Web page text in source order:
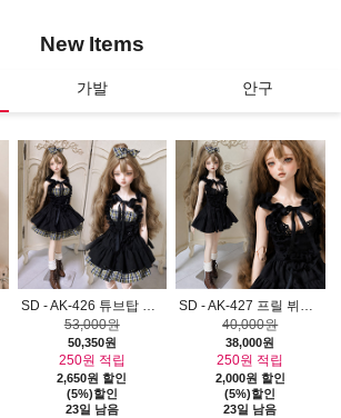
New Items
가발 안구
SD - AK-426 튜브탑 체크원피스, 프릴 뷔스티에 원피스 세트 AJM0806
53,000원
50,350원
250원 적립
2,650원 할인
(5%)할인
23일 남음
SD - AK-427 프릴 뷔스티에 원피스 AJM0806
40,000원
38,000원
250원 적립
2,000원 할인
(5%)할인
23일 남음